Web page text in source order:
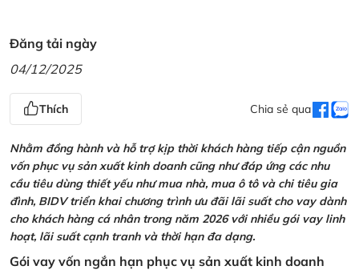
Đăng tải ngày
04/12/2025
Thích Chia sẻ qua
Nhằm đồng hành và hỗ trợ kịp thời khách hàng tiếp cận nguồn
vốn phục vụ sản xuất kinh doanh cũng như đáp ứng các nhu
cầu tiêu dùng thiết yếu như mua nhà, mua ô tô và chi tiêu gia
đình, BIDV triển khai chương trình ưu đãi lãi suất cho vay dành
cho khách hàng cá nhân trong năm 2026 với nhiều gói vay linh
hoạt, lãi suất cạnh tranh và thời hạn đa dạng.
Gói vay vốn ngắn hạn phục vụ sản xuất kinh doanh